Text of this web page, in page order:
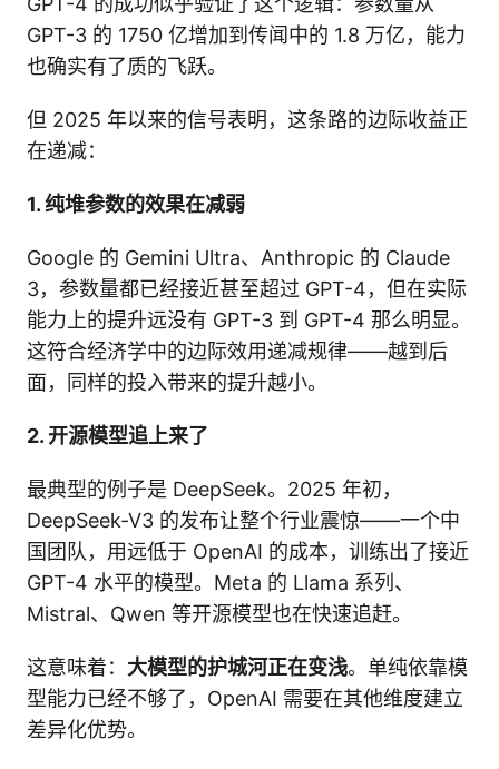
GPT-3 的 1750 亿增加到传闻中的 1.8 万亿，能力
也确实有了质的飞跃。
但 2025 年以来的信号表明，这条路的边际收益正
在递减：
1. 纯堆参数的效果在减弱
Google 的 Gemini Ultra、Anthropic 的 Claude
3，参数量都已经接近甚至超过 GPT-4，但在实际
能力上的提升远没有 GPT-3 到 GPT-4 那么明显。
这符合经济学中的边际效用递减规律——越到后
面，同样的投入带来的提升越小。
2. 开源模型追上来了
最典型的例子是 DeepSeek。2025 年初，
DeepSeek-V3 的发布让整个行业震惊——一个中
国团队，用远低于 OpenAI 的成本，训练出了接近
GPT-4 水平的模型。Meta 的 Llama 系列、
Mistral、Qwen 等开源模型也在快速追赶。
这意味着： 大模型的护城河正在变浅。单纯依靠模
型能力已经不够了，OpenAI 需要在其他维度建立
差异化优势。